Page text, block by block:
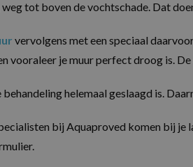
tot boven de vochtschade. Dat
vervolgens met een speciaal
vooraleer je muur perfect droog is.
helemaal geslaagd is.
bij Aquaproved komen bij je